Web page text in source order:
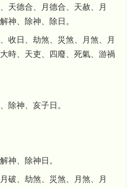
天德合、月德合、天赦、月
神、除神、除日。
收日、劫煞、災煞、月煞、月
時、天吏、四廢、死氣、游禍
除神、亥子日。
神、除神日。
破、劫煞、災煞、月煞、月